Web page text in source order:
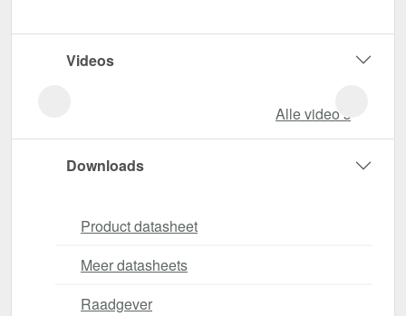
Videos
Alle video‘s
Downloads
Product datasheet
Meer datasheets
Raadgever